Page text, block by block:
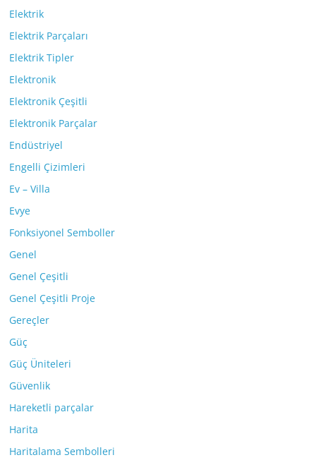
Elektrik
Elektrik Parçaları
Elektrik Tipler
Elektronik
Elektronik Çeşitli
Elektronik Parçalar
Endüstriyel
Engelli Çizimleri
Ev – Villa
Evye
Fonksiyonel Semboller
Genel
Genel Çeşitli
Genel Çeşitli Proje
Gereçler
Güç
Güç Üniteleri
Güvenlik
Hareketli parçalar
Harita
Haritalama Sembolleri